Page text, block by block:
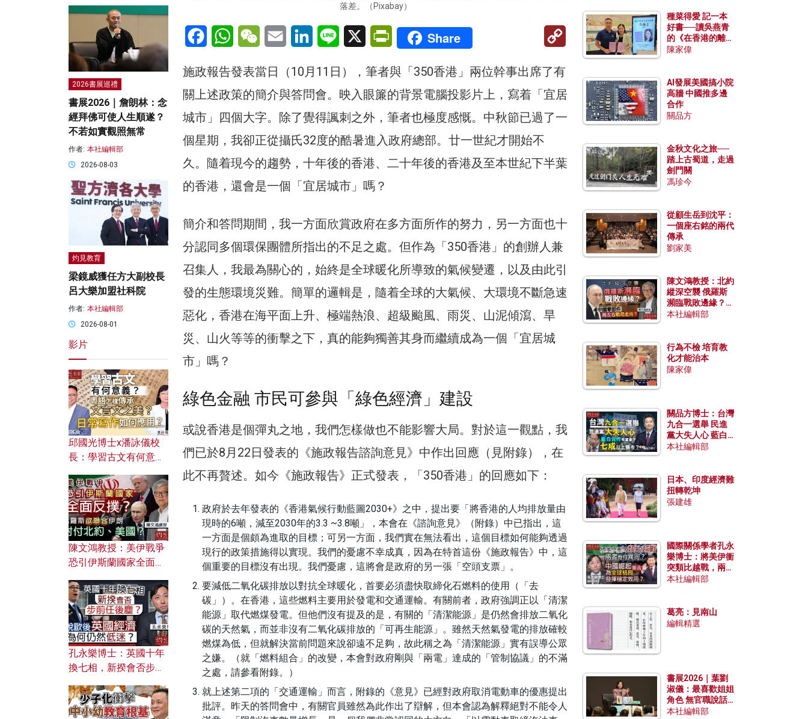
落差。（Pixabay）
FacebookWhatsAppWeChatEmail LinkedInLine X PrintFriendly
Share
Copy
施政報告發表當日（10月11日），筆者與「350香港」兩位幹事出席了有
關上述政策的簡介與答問會。映入眼簾的背景電腦投影片上，寫着「宜居
城市」四個大字。除了覺得諷刺之外，筆者也極度感慨。中秋節已過了一
個星期，我卻正從攝氏32度的酷暑進入政府總部。廿一世紀才開始不
久。隨着現今的趨勢，十年後的香港、二十年後的香港及至本世紀下半葉
的香港，還會是一個「宜居城市」嗎？
簡介和答問期間，我一方面欣賞政府在多方面所作的努力，另一方面也十
分認同多個環保團體所指出的不足之處。但作為「350香港」的創辦人兼
召集人，我最為關心的，始終是全球暖化所導致的氣候變遷，以及由此引
發的生態環境災難。簡單的邏輯是，隨着全球的大氣候、大環境不斷急速
惡化，香港在海平面上升、極端熱浪、超級颱風、雨災、山泥傾瀉、旱
災、山火等等的衝擊之下，真的能夠獨善其身而繼續成為一個「宜居城
市」嗎？
綠色金融 市民可參與「綠色經濟」建設
或說香港是個彈丸之地，我們怎樣做也不能影響大局。對於這一觀點，我
們已於8月22日發表的《施政報告諮詢意見》中作出回應（見附錄），在
此不再贅述。如今《施政報告》正式發表，「350香港」的回應如下：
政府於去年發表的《香港氣候行動藍圖2030+》之中，提出要「將香港的人均排放量由
現時的6噸，減至2030年的3.3 ~3.8噸」，本會在《諮詢意見》（附錄）中已指出，這
一方面是個頗為進取的目標；可另一方面，我們實在無法看出，這個目標如何能夠透過
現行的政策措施得以實現。我們的憂慮不幸成真，因為在特首這份《施政報告》中，這
個重要的目標沒有出現。我們憂慮，這將會是政府的另一張「空頭支票」。
要減低二氧化碳排放以對抗全球暖化，首要必須盡快取締化石燃料的使用（「去
碳」）。在香港，這些燃料主要用於發電和交通運輸。有關前者，政府強調正以「清潔
能源」取代燃煤發電。但他們沒有提及的是，有關的「清潔能源」是仍然會排放二氧化
碳的天然氣，而並非沒有二氧化碳排放的「可再生能源」。雖然天然氣發電的排放確較
燃煤為低，但就解決當前問題來說卻遠不足夠，故此稱之為「清潔能源」實有誤導公眾
之嫌。（就「燃料組合」的改變，本會對政府剛與「兩電」達成的「管制協議」的不滿
之處，請參看附錄。）
就上述第二項的「交通運輸」而言，附錄的《意見》已經對政府取消電動車的優惠提出
批評。昨天的答問會中，有關官員雖然為此作出了辯解，但本會認為解釋絕對不能令人
2026書展巡禮
書展2026｜詹朗林：念
經拜佛可使人生順遂？
不若如實觀照無常
作者: 本社編輯部
2026-08-03
灼見教育
梁鏡威獲任方大副校長
呂大樂加盟社科院
作者: 本社編輯部
2026-08-01
影片
邱國光博士x潘詠儀校
長：學習古文有何意
文之美？ 日常寫作如何
應用？
陳文鴻教授：美伊戰爭
恐引伊斯蘭國家全面反
對付北約美國？
孔永樂博士：英國十年
換七相，新揆會否步前
濟為何仍然低迷？
種菜得愛 記一本
好書──讀吳燕青
的《在香港的離島
種菜》
陳家偉
AI發展美國搞小院
高牆 中國推多邊
合作
關品方
金秋文化之旅──
踏上古蜀道，走過
劍門關
馮珍今
從顧生岳到沈平：
一個座右銘的兩代
傳承
劉家美
陳文鴻教授：北約
縱深空襲 俄羅斯
瀕臨戰敗邊緣？中
國零部件能左右戰
本社編輯部
行為不檢 培育教
化才能治本
陳家偉
關品方博士：台灣
九合一選舉 民進
黨大失人心 藍白
合作有望拿下七成
本社編輯部
日本、印度經濟難
扭轉乾坤
張建雄
國際關係學者孔永
樂博士：將美伊衝
突類比越戰，兩者
有何異同？中國崛
本社編輯部
葛亮：見南山
編輯精選
書展2026｜葉劉
淑儀：最喜歡姐姐
角色 無官職說話
包袱少
本社編輯部